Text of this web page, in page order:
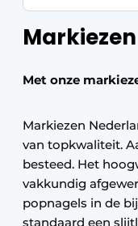
Met onze
Markiezen
van topkwaliteit.
besteed. Het
vakkundig
popnagels in de
standaard een